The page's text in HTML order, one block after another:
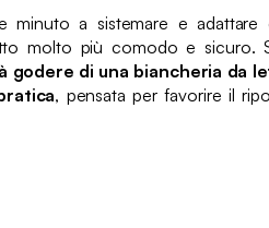
minuto a sistemare e adattare
molto più comodo e sicuro.
godere di una biancheria da
, pensata per favorire il